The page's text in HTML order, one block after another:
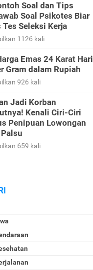
Soal dan Tips
Soal Psikotes Biar
Tes Seleksi Kerja
1126 kali
Emas 24 Karat Hari
Gram dalam Rupiah
926 kali
Jadi Korban
Kenali Ciri-Ciri
Penipuan Lowongan
659 kali